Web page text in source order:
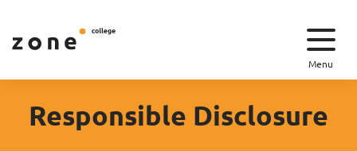
Menu
Responsible Disclosure